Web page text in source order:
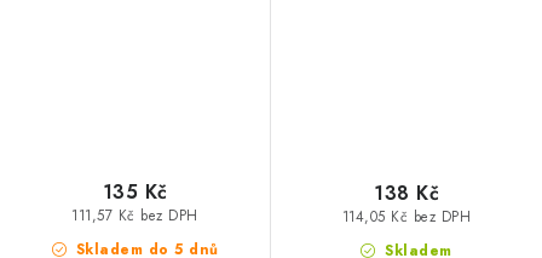
Skladem do 5 dnů
111,57 Kč bez DPH
135 Kč
Skladem
114,05 Kč bez DPH
138 Kč